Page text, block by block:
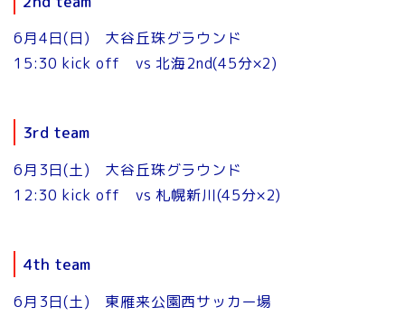
6月4日(日) 大谷丘珠グラウンド
15:30 kick off vs 北海2nd(45分×2)
3rd team
6月3日(土) 大谷丘珠グラウンド
12:30 kick off vs 札幌新川(45分×2)
4th team
6月3日(土) 東雁来公園西サッカー場